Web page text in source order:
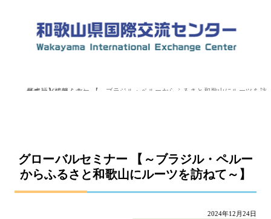
top
»
イベント情報
»
日本語（にほんご）
»
グローバルセミナー 【～ブラジル・ペルーからふるさと和歌山にルーツを訪ねて～】
グローバルセミナー 【～ブラジル・ペルー
からふるさと和歌山にルーツを訪ねて～】
2024年12月24日